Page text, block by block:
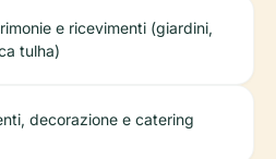
e ricevimenti (giardini,
tulha)
decorazione e catering